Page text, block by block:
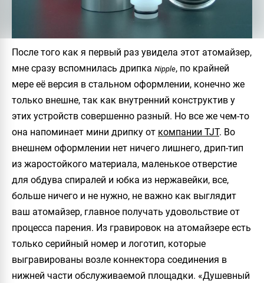
После того как я первый раз увидела этот атомайзер,
мне сразу вспомнилась дрипка Nipple, по крайней
мере её версия в стальном оформлении, конечно же
только внешне, так как внутренний конструктив у
этих устройств совершенно разный. Но все же чем-то
она напоминает мини дрипку от компании TJT. Во
внешнем оформлении нет ничего лишнего, дрип-тип
из жаростойкого материала, маленькое отверстие
для обдува спиралей и юбка из нержавейки, все,
больше ничего и не нужно, не важно как выглядит
ваш атомайзер, главное получать удовольствие от
процесса парения. Из гравировок на атомайзере есть
только серийный номер и логотип, которые
выгравированы возле коннектора соединения в
нижней части обслуживаемой площадки. «Душевный